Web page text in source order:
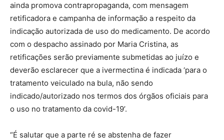
ainda promova contrapropaganda, com mensagem
retificadora e campanha de informação a respeito da
indicação autorizada de uso do medicamento. De acordo
com o despacho assinado por Maria Cristina, as
retificações serão previamente submetidas ao juízo e
deverão esclarecer que a ivermectina é indicada ‘para o
tratamento veiculado na bula, não sendo
indicado/autorizado nos termos dos órgãos oficiais para
o uso no tratamento da covid-19’.
“É salutar que a parte ré se abstenha de fazer